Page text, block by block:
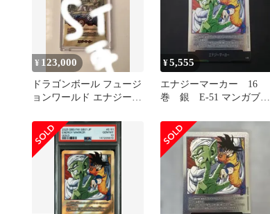
¥ 123,000
ドラゴンボール フュージ
ョンワールド エナジーマ
^ ^
¥5,555
エナジーマーカー 16
巻 銀 E-51 マンガブー